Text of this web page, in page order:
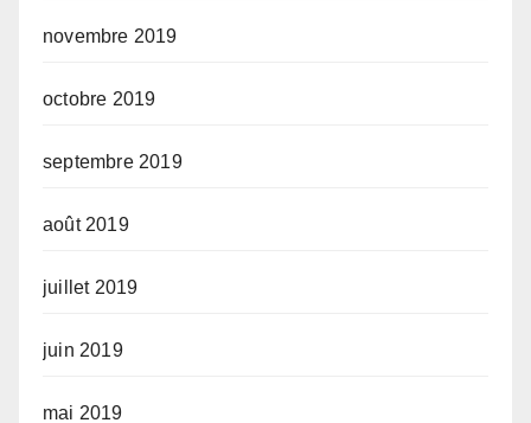
novembre 2019
octobre 2019
septembre 2019
août 2019
juillet 2019
juin 2019
mai 2019